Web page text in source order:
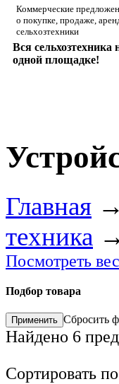
Коммерческие
о покупке, продаже,
сельхозтехники
Вся сельхозтехника
одной площадке!
Главная →
техника
Посмотреть
Подбор товара
Сбросить
Найдено 6
Сортировать по